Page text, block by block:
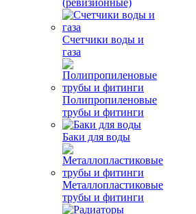
(ревизионные)
Счетчики воды и
газа
Полипропиленовые
трубы и фитинги
Баки для воды
Металлопластиковые
трубы и фитинги